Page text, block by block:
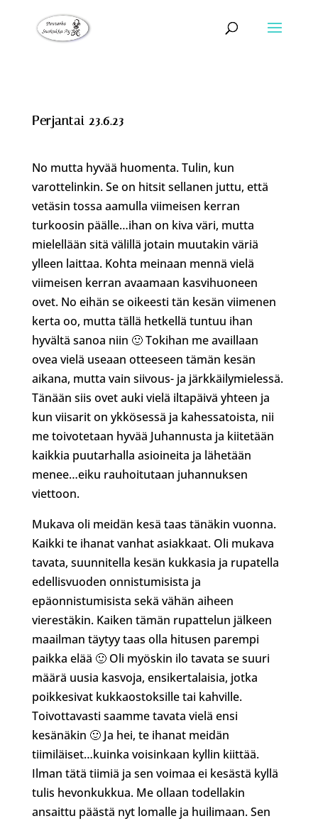
Perjantai 23.6.23
No mutta hyvää huomenta. Tulin, kun
varottelinkin. Se on hitsit sellanen juttu, että
vetäsin tossa aamulla viimeisen kerran
turkoosin päälle…ihan on kiva väri, mutta
mielellään sitä välillä jotain muutakin väriä
ylleen laittaa. Kohta meinaan mennä vielä
viimeisen kerran avaamaan kasvihuoneen
ovet. No eihän se oikeesti tän kesän viimenen
kerta oo, mutta tällä hetkellä tuntuu ihan
hyvältä sanoa niin 🙂 Tokihan me availlaan
ovea vielä useaan otteeseen tämän kesän
aikana, mutta vain siivous- ja järkkäilymielessä.
Tänään siis ovet auki vielä iltapäivä yhteen ja
kun viisarit on ykkösessä ja kahessatoista, nii
me toivotetaan hyvää Juhannusta ja kiitetään
kaikkia puutarhalla asioineita ja lähetään
menee…eiku rauhoitutaan juhannuksen
viettoon.
Mukava oli meidän kesä taas tänäkin vuonna.
Kaikki te ihanat vanhat asiakkaat. Oli mukava
tavata, suunnitella kesän kukkasia ja rupatella
edellisvuoden onnistumisista ja
epäonnistumisista sekä vähän aiheen
vierestäkin. Kaiken tämän rupattelun jälkeen
maailman täytyy taas olla hitusen parempi
paikka elää 🙂 Oli myöskin ilo tavata se suuri
määrä uusia kasvoja, ensikertalaisia, jotka
poikkesivat kukkaostoksille tai kahville.
Toivottavasti saamme tavata vielä ensi
kesänäkin 🙂 Ja hei, te ihanat meidän
tiimiläiset…kuinka voisinkaan kyllin kiittää.
Ilman tätä tiimiä ja sen voimaa ei kesästä kyllä
tulis hevonkukkua. Me ollaan todellakin
ansaittu päästä nyt lomalle ja huilimaan. Sen